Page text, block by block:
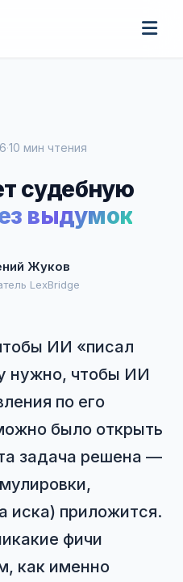
·10 мин чтения
судебную
выдумок
Жуков
LexBridge
ИИ «писал
нужно, чтобы ИИ
по его
было открыть
задача решена —
иска) приложится.
фичи
как именно